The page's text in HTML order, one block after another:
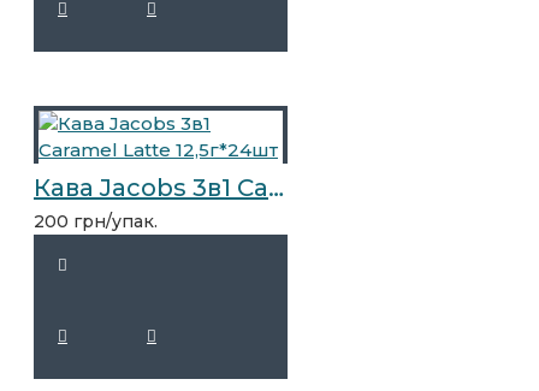
Кава Jacobs 3в1 Caramel Latte 12,5г*24шт
200 грн/упак.